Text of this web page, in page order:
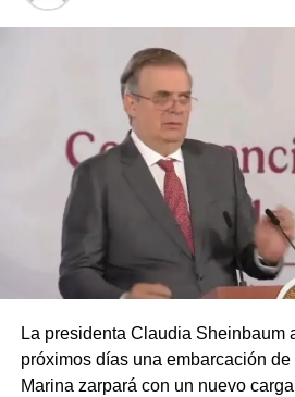
La presidenta Claudia Sheinbaum
próximos días una embarcación
Marina zarpará con un nuevo